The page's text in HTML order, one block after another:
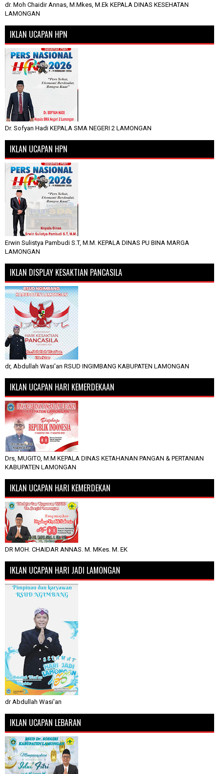
dr. Moh Chaidir Annas, M.Mkes, M.Ek KEPALA DINAS KESEHATAN
LAMONGAN
IKLAN UCAPAN HPN
Dr. Sofyan Hadi KEPALA SMA NEGERI 2 LAMONGAN
IKLAN UCAPAN HPN
Erwin Sulistya Pambudi S.T, M.M. KEPALA DINAS PU BINA MARGA
LAMONGAN
IKLAN DISPLAY KESAKTIAN PANCASILA
dr, Abdullah Wasi'an RSUD INGIMBANG KABUPATEN LAMONGAN
IKLAN UCAPAN HARI KEMERDEKAAN
Drs, MUGITO, M.M KEPALA DINAS KETAHANAN PANGAN & PERTANIAN
KABUPATEN LAMONGAN
IKLAN UCAPAN HARI KEMERDEKAN
DR MOH. CHAIDAR ANNAS. M. MKes. M. EK
IKLAN UCAPAN HARI JADI LAMONGAN
dr Abdullah Wasi'an
IKLAN UCAPAN LEBARAN